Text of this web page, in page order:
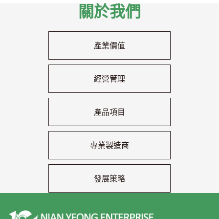
關於我們
產業價值
經營管理
產品項目
專業製造商
發展策略